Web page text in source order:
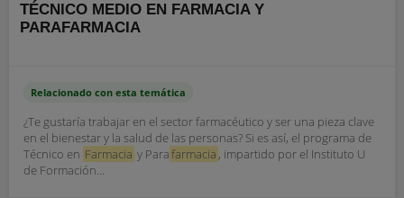
TÉCNICO MEDIO EN FARMACIA Y
PARAFARMACIA
Relacionado con esta temática
¿Te gustaría trabajar en el sector farmacéutico y ser una pieza clave
en el bienestar y la salud de las personas? Si es así, el programa de
Técnico en Farmacia y Parafarmacia , impartido por el Instituto U
de Formación...